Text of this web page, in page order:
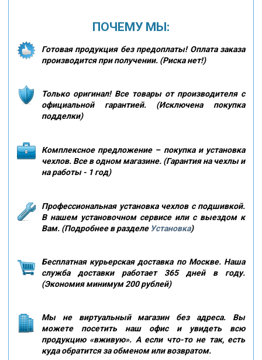
ПОЧЕМУ МЫ:
Готовая продукция без предоплаты! Оплата заказа
производится при получении. (Риска нет!)
Только оригинал! Все товары от производителя с
официальной гарантией. (Исключена покупка
подделки)
Комплексное предложение – покупка и установка
чехлов. Все в одном магазине. (Гарантия на чехлы и
на работы - 1 год)
Профессиональная установка чехлов с подшивкой.
В нашем установочном сервисе или с выездом к
Вам. (Подробнее в разделе Установка)
Бесплатная курьерская доставка по Москве. Наша
служба доставки работает 365 дней в году.
(Экономия минимум 200 рублей)
Мы не виртуальный магазин без адреса. Вы
можете посетить наш офис и увидеть всю
продукцию «вживую». А если что-то не так, есть
куда обратится за обменом или возвратом.